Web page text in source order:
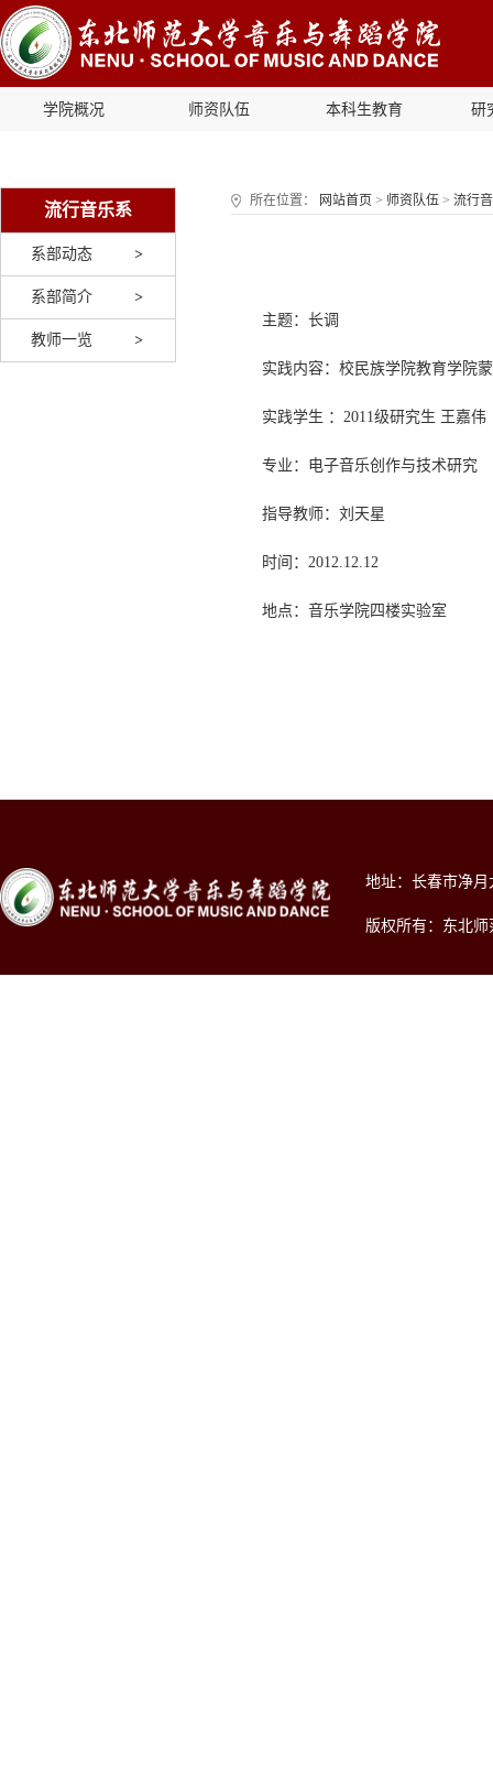
学院概况 师资队伍 本科生教育 研
流行音乐系
系部动态
系部简介
教师一览
所在位置： 网站首页 > 师资队伍 > 流行
主题：长调
实践内容：校民族学院教育学院
实践学生 ：2011级研究生 王嘉伟
专业：电子音乐创作与技术研究
指导教师：刘天星
时间：2012.12.12
地点：音乐学院四楼实验室
地址：长春市净
版权所有：东北